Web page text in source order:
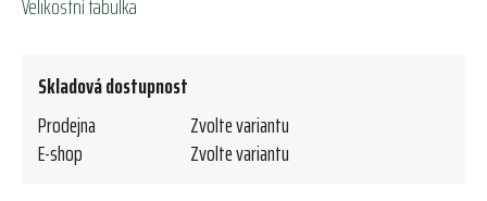
Skladová dostupnost
Prodejna
Zvolte variantu
E-shop
Zvolte variantu